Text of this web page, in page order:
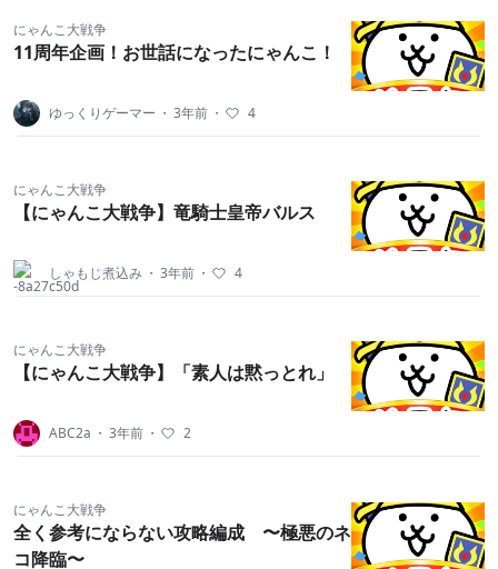
にゃんこ大戦争
11周年企画！お世話になったにゃんこ！
ゆっくりゲーマー ・ 3年前 ・ 4
にゃんこ大戦争
【にゃんこ大戦争】竜騎士皇帝バルス
しゃもじ煮込み ・ 3年前 ・ 4
にゃんこ大戦争
【にゃんこ大戦争】「素人は黙っとれ」
ABC2a ・ 3年前 ・ 2
にゃんこ大戦争
全く参考にならない攻略編成 〜極悪のネ
コ降臨〜